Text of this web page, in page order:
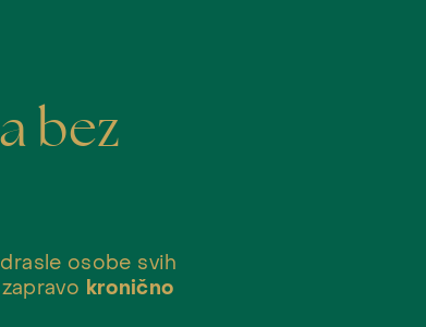
bez
osobe svih
kronično